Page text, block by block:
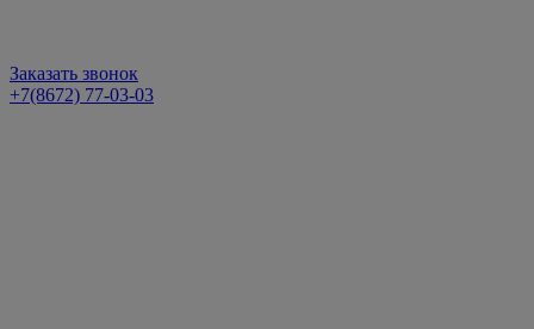
Заказать звонок
+7(8672) 77-03-03